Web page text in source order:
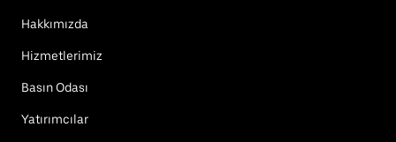
Hakkımızda
Hizmetlerimiz
Basın Odası
Yatırımcılar